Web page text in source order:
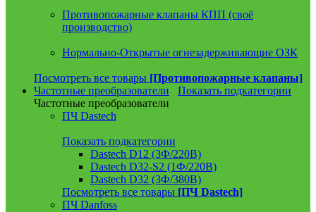
Противопожарные клапаны КПП (своё
производство)
Нормально-Открытые огнезадерживающие ОЗК
Посмотреть все товары [Противопожарные клапаны]
Частотные преобразователи
Показать подкатегории
Частотные преобразователи
ПЧ Dastech
Показать подкатегории
Dastech D12 (3Ф/220В)
Dastech D32-S2 (1Ф/220В)
Dastech D32 (3Ф/380В)
Посмотреть все товары [ПЧ Dastech]
ПЧ Danfoss